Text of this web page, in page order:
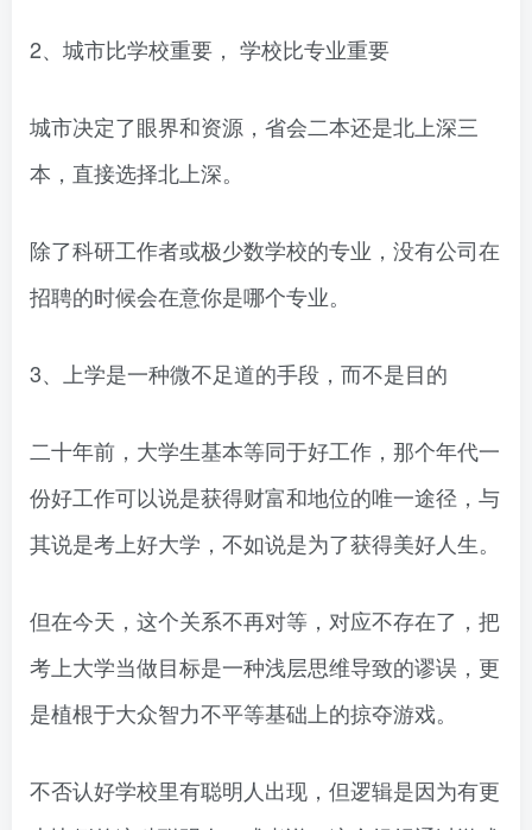
2、城市比学校重要， 学校比专业重要
城市决定了眼界和资源，省会二本还是北上深三
本，直接选择北上深。
除了科研工作者或极少数学校的专业，没有公司在
招聘的时候会在意你是哪个专业。
3、上学是一种微不足道的手段，而不是目的
二十年前，大学生基本等同于好工作，那个年代一
份好工作可以说是获得财富和地位的唯一途径，与
其说是考上好大学，不如说是为了获得美好人生。
但在今天，这个关系不再对等，对应不存在了，把
考上大学当做目标是一种浅层思维导致的谬误，更
是植根于大众智力不平等基础上的掠夺游戏。
不否认好学校里有聪明人出现，但逻辑是因为有更